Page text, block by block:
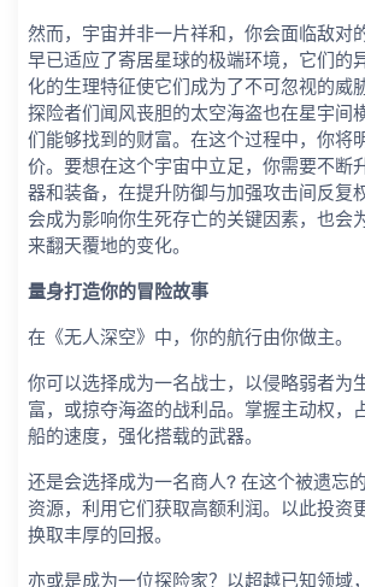
然而，宇宙并非一片祥和，你会面临敌对
早已适应了寄居星球的极端环境，它们的
化的生理特征使它们成为了不可忽视的威
探险者们闻风丧胆的太空海盗也在星宇间
们能够找到的财富。在这个过程中，你将
价。要想在这个宇宙中立足，你需要不断
器和装备，在提升防御与加强攻击间反复
会成为影响你生死存亡的关键因素，也会
来翻天覆地的变化。
量身打造你的冒险故事
在《无人深空》中，你的航行由你做主。
你可以选择成为一名战士，以侵略弱者为
富，或掠夺海盗的战利品。掌握主动权，
船的速度，强化搭载的武器。
还是会选择成为一名商人? 在这个被遗忘
资源，利用它们获取高额利润。以此投资
换取丰厚的回报。
亦或是成为一位探险家？以超越已知领域